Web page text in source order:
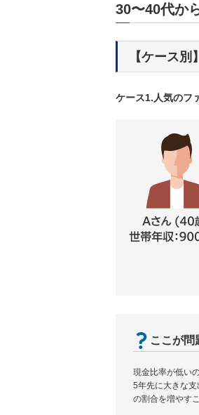
30〜40代か
【ケース
ケース1.人気のフ
ここが問
現金比率が低い
5年先に大きな
の割合を増やす